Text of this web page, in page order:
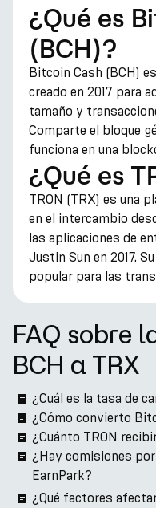
¿Qué es
(BCH)?
Bitcoin Cash (BCH)
creado en 2017 para
tamaño y
Comparte el bloque
funciona en una
¿Qué es
TRON (TRX) es una
en el intercambio
las aplicaciones de
Justin Sun en 2017.
popular para las
FAQ sobre
BCH a TRX
¿Cuál es la tasa de
¿Cómo convierto
¿Cuánto TRON
¿Hay comisiones
EarnPark?
¿Qué factores